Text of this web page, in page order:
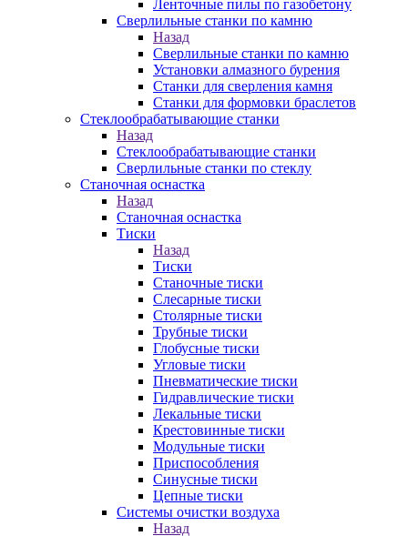
Ленточные пилы по газобетону
Сверлильные станки по камню
Назад
Сверлильные станки по камню
Установки алмазного бурения
Станки для сверления камня
Станки для формовки браслетов
Стеклообрабатывающие станки
Назад
Стеклообрабатывающие станки
Сверлильные станки по стеклу
Станочная оснастка
Назад
Станочная оснастка
Тиски
Назад
Тиски
Станочные тиски
Слесарные тиски
Столярные тиски
Трубные тиски
Глобусные тиски
Угловые тиски
Пневматические тиски
Гидравлические тиски
Лекальные тиски
Крестовинные тиски
Модульные тиски
Приспособления
Синусные тиски
Цепные тиски
Системы очистки воздуха
Назад